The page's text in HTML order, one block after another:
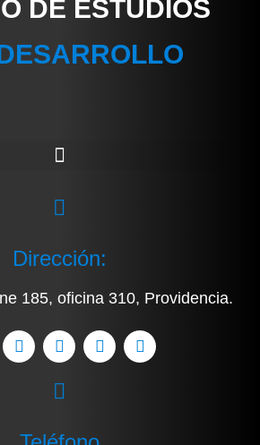
DE ESTUDIOS
Dirección:
185, oficina 310, Providencia.